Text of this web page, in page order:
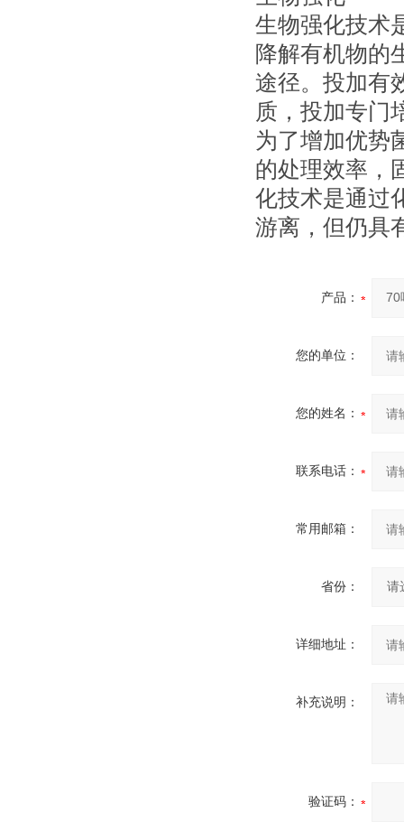
生物强化技术
降解有机物的
途径。投加有
质，投加专门
为了增加优势
的处理效率，
化技术是通过
游离，但仍具
产品：
您的单位：
您的姓名：
联系电话：
常用邮箱：
省份：
详细地址：
补充说明：
验证码：